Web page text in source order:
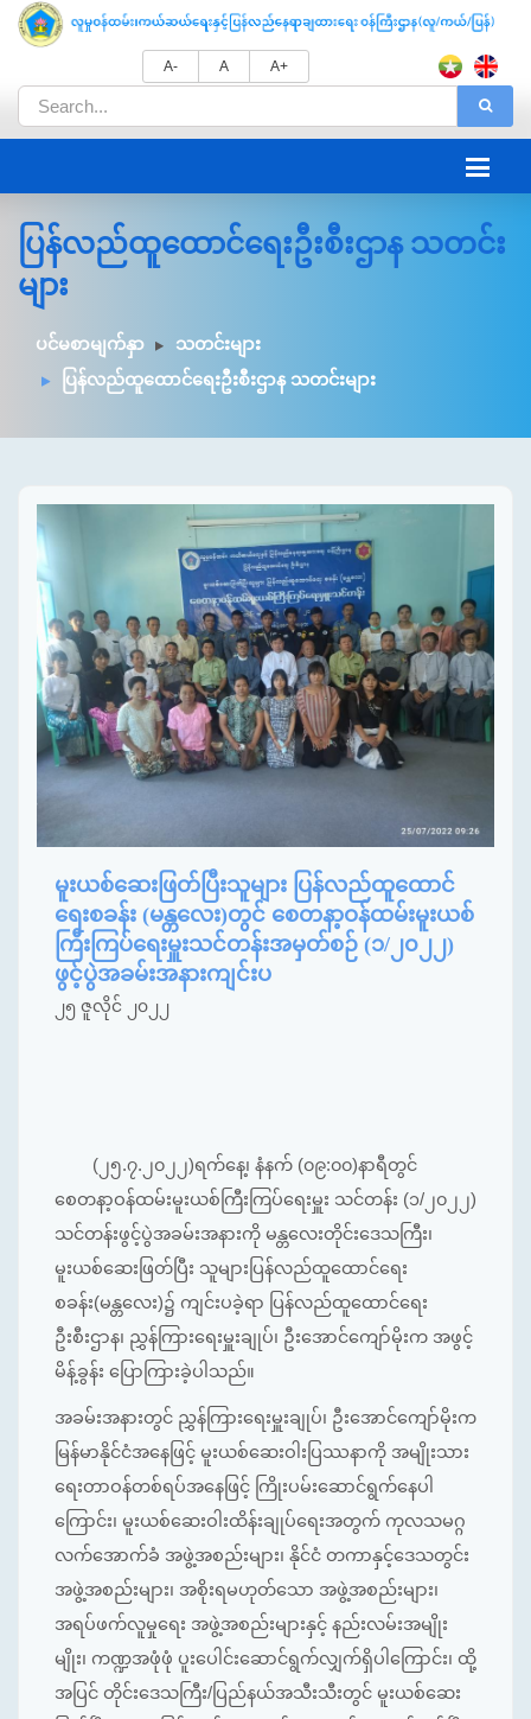
A- A A+
ပြန်လည်ထူထောင်ရေးဦးစီးဌာန သတင်း
များ
ပင်မစာမျက်နှာ
သတင်းများ
ပြန်လည်ထူထောင်ရေးဦးစီးဌာန သတင်းများ
မူးယစ်ဆေးဖြတ်ပြီးသူများ ပြန်လည်ထူထောင်
ရေးစခန်း (မန္တလေး)တွင် စေတနာ့ဝန်ထမ်းမူးယစ်
ကြီးကြပ်ရေးမှူးသင်တန်းအမှတ်စဉ် (၁/၂၀၂၂)
ဖွင့်ပွဲအခမ်းအနားကျင်းပ
၂၅ ဇူလိုင် ၂၀၂၂
(၂၅.၇.၂၀၂၂)ရက်နေ့၊ နံနက် (၀၉:၀၀)နာရီတွင်
စေတနာ့ဝန်ထမ်းမူးယစ်ကြီးကြပ်ရေးမှူး သင်တန်း (၁/၂၀၂၂)
သင်တန်းဖွင့်ပွဲအခမ်းအနားကို မန္တလေးတိုင်းဒေသကြီး၊
မူးယစ်ဆေးဖြတ်ပြီး သူများပြန်လည်ထူထောင်ရေး
စခန်း(မန္တလေး)၌ ကျင်းပခဲ့ရာ ပြန်လည်ထူထောင်ရေး
ဦးစီးဌာန၊ ညွှန်ကြားရေးမှူးချုပ်၊ ဦးအောင်ကျော်မိုးက အဖွင့်
မိန့်ခွန်း ပြောကြားခဲ့ပါသည်။
အခမ်းအနားတွင် ညွှန်ကြားရေးမှူးချုပ်၊ ဦးအောင်ကျော်မိုးက
မြန်မာနိုင်ငံအနေဖြင့် မူးယစ်ဆေးဝါးပြဿနာကို အမျိုးသား
ရေးတာဝန်တစ်ရပ်အနေဖြင့် ကြိုးပမ်းဆောင်ရွက်နေပါ
ကြောင်း၊ မူးယစ်ဆေးဝါးထိန်းချုပ်ရေးအတွက် ကုလသမဂ္ဂ
လက်အောက်ခံ အဖွဲ့အစည်းများ၊ နိုင်ငံ တကာနှင့်ဒေသတွင်း
အဖွဲ့အစည်းများ၊ အစိုးရမဟုတ်သော အဖွဲ့အစည်းများ၊
အရပ်ဖက်လူမှုရေး အဖွဲ့အစည်းများနှင့် နည်းလမ်းအမျိုး
မျိုး၊ ကဏ္ဍအဖုံဖုံ ပူးပေါင်းဆောင်ရွက်လျှက်ရှိပါကြောင်း၊ ထို့
အပြင် တိုင်းဒေသကြီး/ပြည်နယ်အသီးသီးတွင် မူးယစ်ဆေး